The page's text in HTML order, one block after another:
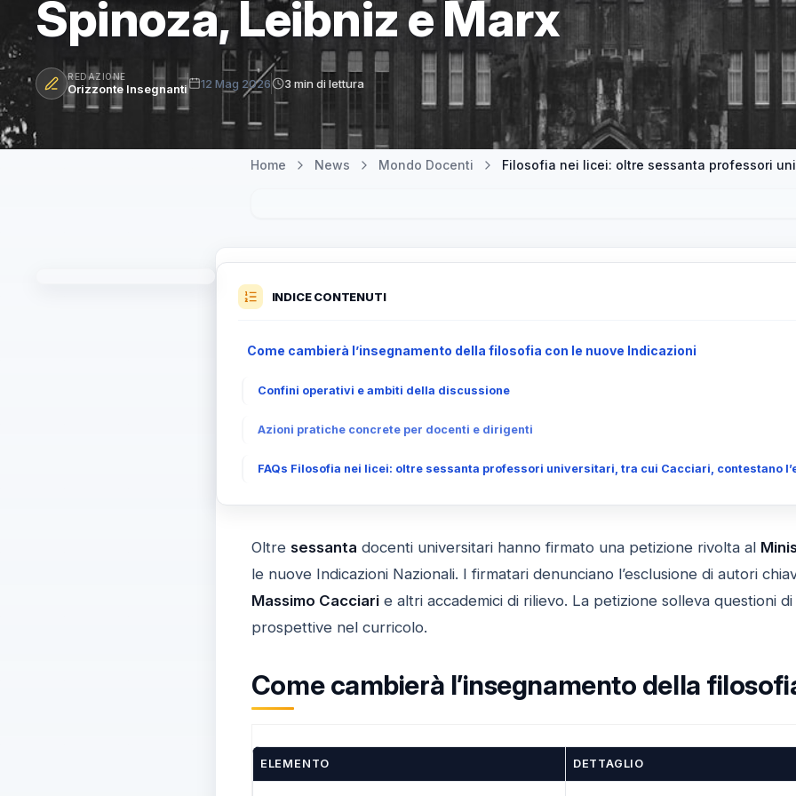
Spinoza, Leibniz e Marx
REDAZIONE
Orizzonte Insegnanti 12 Mag 2026 3 min di lettura
Home News Mondo Docenti
INDICE CONTENUTI
Come cambierà l’insegnamento della filosofia con le nuove Indicazioni
Confini operativi e ambiti della discussione
Azioni pratiche concrete per docenti e dirigenti
FAQs Filosofia nei licei: oltre sessanta professori universitari, tra cui Cacciari, contestano
Oltre sessanta docenti universitari hanno firmato una petizione rivolta al
le nuove Indicazioni Nazionali. I firmatari denunciano l’esclusione di autori
Massimo Cacciarie altri accademici di rilievo. La petizione solleva questioni
prospettive nel curricolo.
Come cambierà l’insegnamento della
ELEMENTO DETTAGLIO